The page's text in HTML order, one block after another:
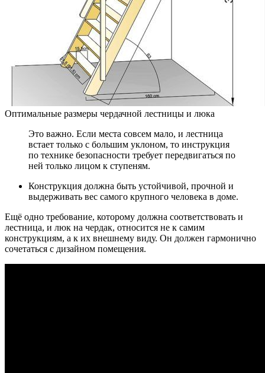
Оптимальные размеры чердачной лестницы и люка
Это важно. Если места совсем мало, и лестница
встает только с большим уклоном, то инструкция
по технике безопасности требует передвигаться по
ней только лицом к ступеням.
Конструкция должна быть устойчивой, прочной и
выдерживать вес самого крупного человека в доме.
Ещё одно требование, которому должна соответствовать и
лестница, и люк на чердак, относится не к самим
конструкциям, а к их внешнему виду. Он должен гармонично
сочетаться с дизайном помещения.